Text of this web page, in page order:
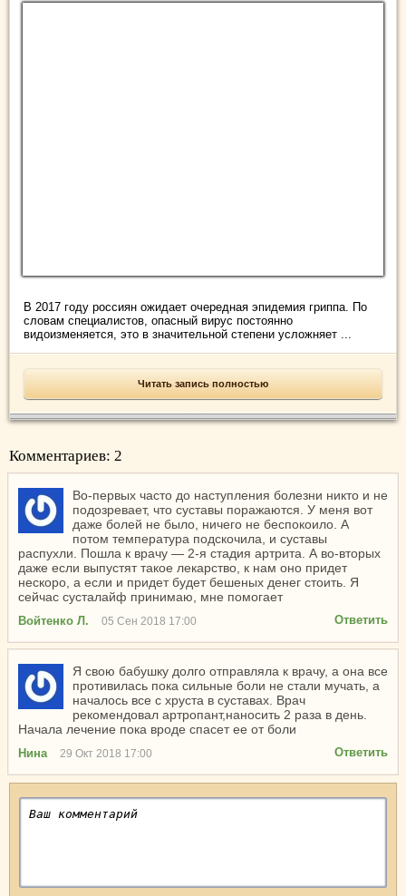
В 2017 году россиян ожидает очередная эпидемия гриппа. По
словам специалистов, опасный вирус постоянно
видоизменяется, это в значительной степени усложняет ...
Читать запись полностью
Комментариев: 2
Во-первых часто до наступления болезни никто и не
подозревает, что суставы поражаются. У меня вот
даже болей не было, ничего не беспокоило. А
потом температура подскочила, и суставы
распухли. Пошла к врачу — 2-я стадия артрита. А во-вторых
даже если выпустят такое лекарство, к нам оно придет
нескоро, а если и придет будет бешеных денег стоить. Я
сейчас сусталайф принимаю, мне помогает
Войтенко Л. Ответить
05 Сен 2018 17:00
Я свою бабушку долго отправляла к врачу, а она все
противилась пока сильные боли не стали мучать, а
началось все с хруста в суставах. Врач
рекомендовал артропант,наносить 2 раза в день.
Начала лечение пока вроде спасет ее от боли
Нина Ответить
29 Окт 2018 17:00